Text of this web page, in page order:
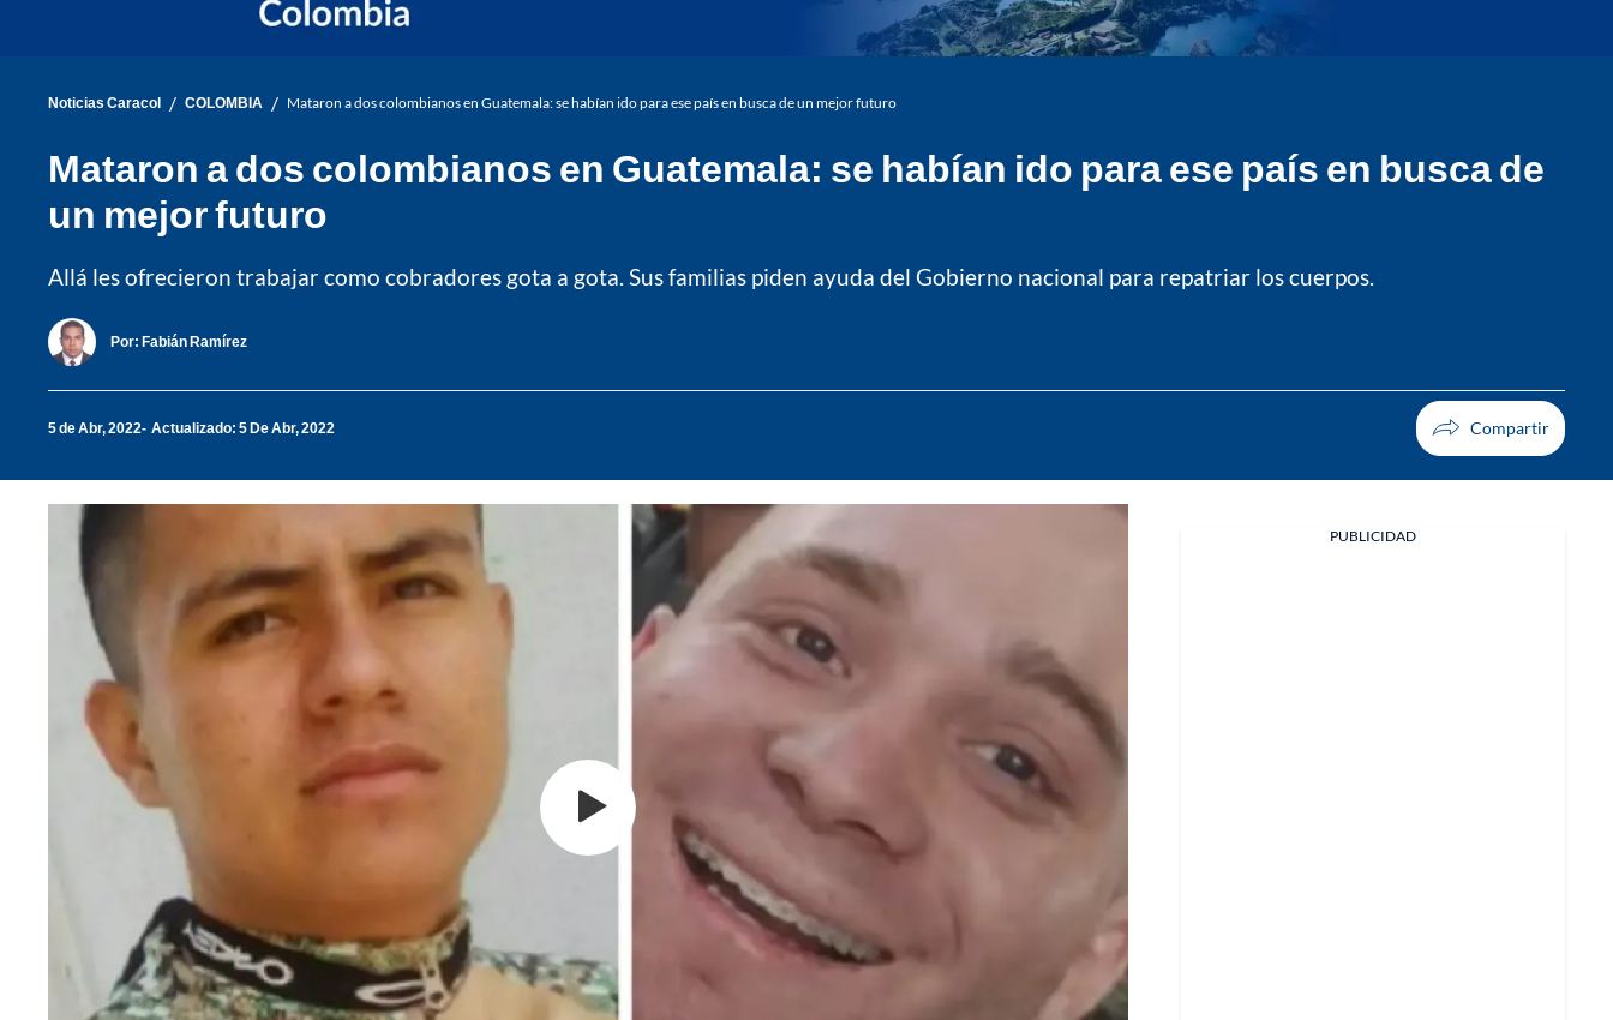
Noticias Caracol / COLOMBIA / Mataron a dos colombianos en Guatemala: se habían ido para ese país en busca de un mejor futuro
Mataron a dos colombianos en Guatemala: se habían ido para ese país en busca de
un mejor futuro
Allá les ofrecieron trabajar como cobradores gota a gota. Sus familias piden ayuda del Gobierno nacional para repatriar los cuerpos.
Por: Fabián Ramírez
5 de Abr, 2022 Actualizado: 5 De Abr, 2022
PUBLICIDAD